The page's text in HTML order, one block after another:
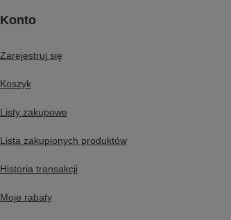
Konto
Zarejestruj się
Koszyk
Listy zakupowe
Lista zakupionych produktów
Historia transakcji
Moje rabaty